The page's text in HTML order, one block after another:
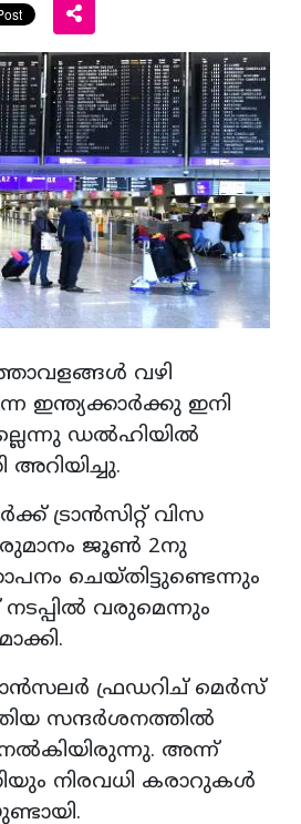
വഴി
ഇന്ത്യക്കാർക്കു ഇനി
ഡൽഹിയിൽ
ട്രാൻസിറ്റ് വിസ
ജൂൺ 2നു
ചെയ്തിട്ടുണ്ടെന്നും
വരുമെന്നും
ഫ്രഡറിച് മെർസ്
സന്ദർശനത്തിൽ
നൽകിയിരുന്നു. അന്ന്
നിരവധി കരാറുകൾ